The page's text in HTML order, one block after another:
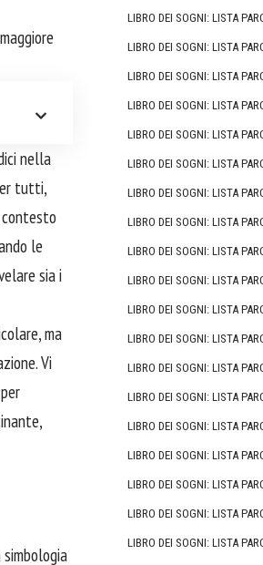
nella
tutti,
le
sia i
ma
Vi
LIBRO DEI SOGNI: LISTA
LIBRO DEI SOGNI: LISTA
LIBRO DEI SOGNI: LISTA
LIBRO DEI SOGNI: LISTA
LIBRO DEI SOGNI: LISTA
LIBRO DEI SOGNI: LISTA
LIBRO DEI SOGNI: LISTA
LIBRO DEI SOGNI: LISTA
LIBRO DEI SOGNI: LISTA
LIBRO DEI SOGNI: LISTA
LIBRO DEI SOGNI: LISTA
LIBRO DEI SOGNI: LISTA
LIBRO DEI SOGNI: LISTA
LIBRO DEI SOGNI: LISTA
LIBRO DEI SOGNI: LISTA
LIBRO DEI SOGNI: LISTA
LIBRO DEI SOGNI: LISTA
LIBRO DEI SOGNI: LISTA
LIBRO DEI SOGNI: LISTA